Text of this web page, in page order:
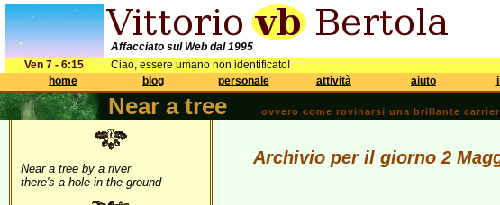
Affacciato sul Web dal 1995
Ven 7 - 6:15
Ciao, essere umano non identificato!
home
blog personale attività aiuto
Near a tree ovvero come rovinarsi una brillante
Near a tree by a river
there's a hole in the ground
Archivio per il giorno 2